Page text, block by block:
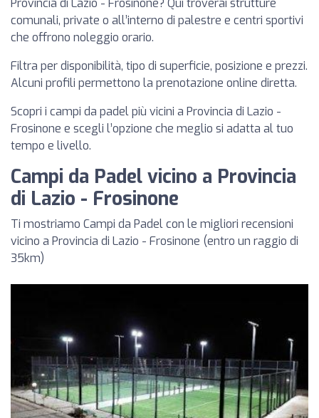
Provincia di Lazio - Frosinone? Qui troverai strutture
comunali, private o all’interno di palestre e centri sportivi
che offrono noleggio orario.
Filtra per disponibilità, tipo di superficie, posizione e prezzi.
Alcuni profili permettono la prenotazione online diretta.
Scopri i campi da padel più vicini a Provincia di Lazio -
Frosinone e scegli l’opzione che meglio si adatta al tuo
tempo e livello.
Campi da Padel vicino a Provincia
di Lazio - Frosinone
Ti mostriamo Campi da Padel con le migliori recensioni
vicino a Provincia di Lazio - Frosinone (entro un raggio di
35km)